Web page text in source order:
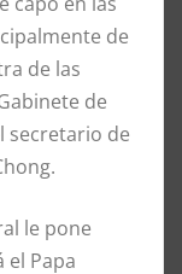
de
de las
de
secretario de
le pone
el Papa